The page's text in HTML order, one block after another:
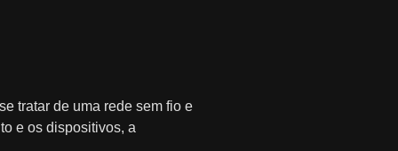
tratar de uma rede sem fio e
e os dispositivos, a